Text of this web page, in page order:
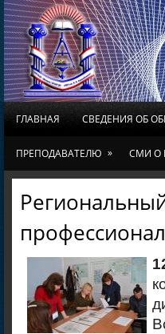
ГЛАВНАЯ СВЕДЕНИЯ ОБ
ПРЕПОДАВАТЕЛЮ » СМИ О